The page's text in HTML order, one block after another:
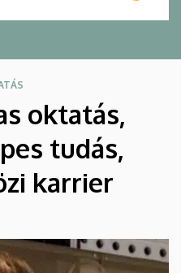
oktatás,
tudás,
karrier